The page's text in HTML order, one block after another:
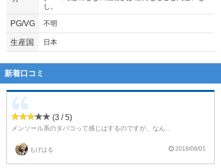
し。
PG/VG 不明
生産国 日本
新着口コミ
(3 / 5)
メンソール系のタバコって感じはするのですが、なんか違いますね。
もげはる 2018/08/01